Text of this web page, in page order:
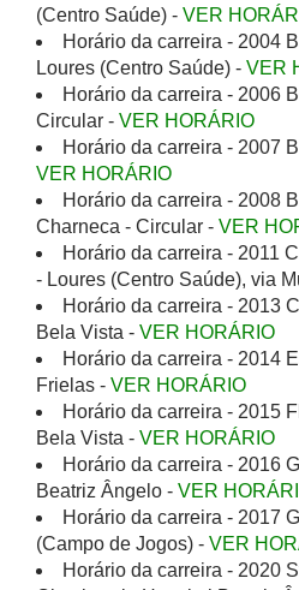
(Centro Saúde) - VER
Horário da carreira - 2004
Loures (Centro Saúde) - VER
Horário da carreira - 2006
Circular - VER HORÁRIO
Horário da carreira - 2007
VER HORÁRIO
Horário da carreira - 2008
Charneca - Circular - VER
Horário da carreira - 2011
- Loures (Centro Saúde), via
Horário da carreira - 2013
Bela Vista - VER HORÁRIO
Horário da carreira - 2014
Frielas - VER HORÁRIO
Horário da carreira - 2015
Bela Vista - VER HORÁRIO
Horário da carreira - 2016
Beatriz Ângelo - VER
Horário da carreira - 2017
(Campo de Jogos) - VER
Horário da carreira - 2020